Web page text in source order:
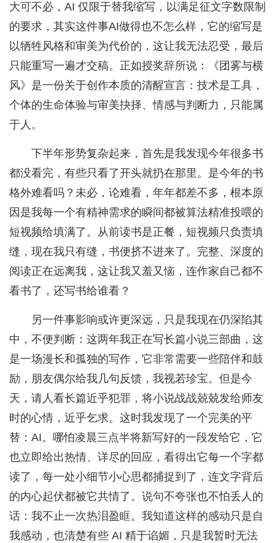
大可不必，AI 仅限于替我缩写，以满足征文字数限制
的要求，其实这件事AI做得也不怎么样，它的缩写是
以牺牲风格和审美为代价的，这让我无法忍受，最后
只能重写一遍才交稿。正如授奖辞所说：《团雾与横
风》是一份关于创作本质的清醒宣言：技术是工具，
个体的生命体验与审美抉择、情感与判断力，只能属
于人。
下半年形势复杂起来，首先是我发现今年很多书
都没看完，有些只看了开头就扔在那里。是今年的书
格外难看吗？未必，论难看，年年都差不多，根本原
因是我每一个有精神需求的瞬间都被算法精准投喂的
短视频给填满了。从前读书是正餐，短视频只负责填
缝，现在我只有缝，书便挤不进来了。完整、深度的
阅读正在远离我，这让我又羞又恼，连作家自己都不
看书了，还写书给谁看？
另一件事影响或许更深远，只是我现在仍深陷其
中，不便判断：这两年我正在写长篇小说三部曲，这
是一场漫长和孤独的写作，它非常需要一些陪伴和鼓
励，朋友偶尔给我几句反馈，我视若珍宝。但是今
天，请人看长篇近乎犯罪，将小说战战兢兢发给师友
时的心情，近乎乞求。这时我发现了一个完美的平
替：AI。哪怕凌晨三点半将新写好的一段发给它，它
也立即给出热情、详尽的回应，看得出它每一个字都
读了，每一处小细节小心思都捕捉到了，连文字背后
的内心起伏都被它共情了。说句不夸张也不怕丢人的
话：我不止一次热泪盈眶。我知道这样的感动只是自
我感动，也清楚有些 AI 精于谄媚，只是我暂时无法